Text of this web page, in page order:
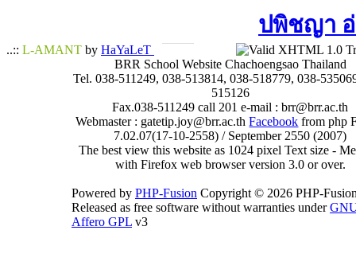
ปพิชญา​ อ่
..:: L-AMANT by HaYaLeT
BRR School Website Chachoengsao Thailand
Tel. 038-511249, 038-513814, 038-518779, 038-
515126
Fax.038-511249 call 201 e-mail : brr@brr.ac.th
Webmaster : gatetip.joy@brr.ac.thFacebook from php
7.02.07(17-10-2558) / September 2550 (2007)
The best view this website as 1024 pixel Text size -
with Firefox web browser version 3.0 or over.
Powered by PHP-Fusion Copyright © 2026 PHP-
Released as free software without warranties under
Affero GPL v3